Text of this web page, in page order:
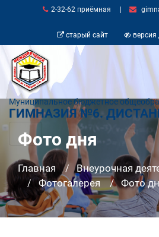
2-32-62 приёмная
старый сайт
Муниципальное бюджетное
ГИМНАЗИЯ №6.
Фото дня
Главная
Внеурочная
Фотогалерея
Фото